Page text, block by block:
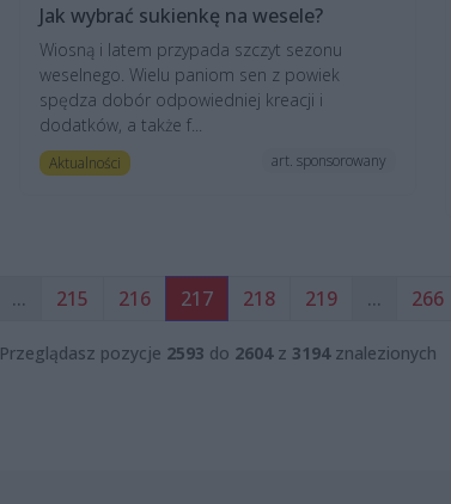
Jak wybrać sukienkę na wesele?
Wiosną i latem przypada szczyt sezonu
weselnego. Wielu paniom sen z powiek
spędza dobór odpowiedniej kreacji i
dodatków, a także f...
Aktualności art. sponsorowany
... 215 216 217 218 219 ... 266
Przeglądasz pozycje 2593 do 2604z 3194znalezionych